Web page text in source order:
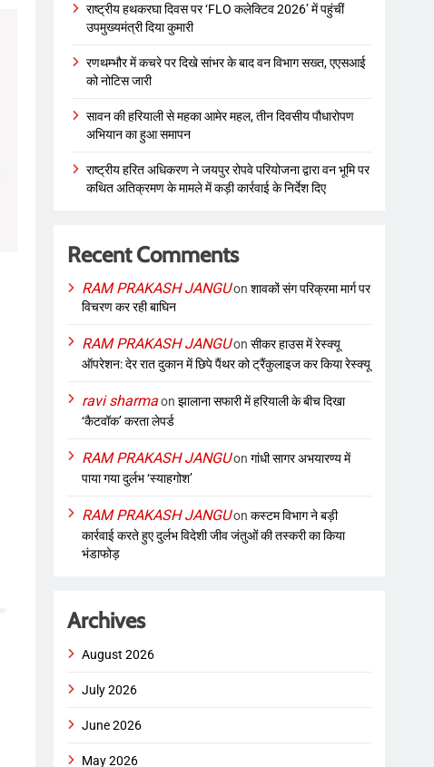
राष्ट्रीय हथकरघा दिवस पर ‘FLO कलेक्टिव 2026’ में पहुंचीं
उपमुख्यमंत्री दिया कुमारी
रणथम्भौर में कचरे पर दिखे सांभर के बाद वन विभाग सख्त, एएसआई
को नोटिस जारी
सावन की हरियाली से महका आमेर महल, तीन दिवसीय पौधारोपण
अभियान का हुआ समापन
राष्ट्रीय हरित अधिकरण ने जयपुर रोपवे परियोजना द्वारा वन भूमि पर
कथित अतिक्रमण के मामले में कड़ी कार्रवाई के निर्देश दिए
Recent Comments
RAM PRAKASH JANGUonशावकों संग परिक्रमा मार्ग पर
विचरण कर रही बाघिन
RAM PRAKASH JANGUonसीकर हाउस में रेस्क्यू
ऑपरेशन: देर रात दुकान में छिपे पैंथर को ट्रैंकुलाइज कर किया रेस्क्यू
ravi sharmaonझालाना सफारी में हरियाली के बीच दिखा
‘कैटवॉक’ करता लेपर्ड
RAM PRAKASH JANGUonगांधी सागर अभयारण्य में
पाया गया दुर्लभ ‘स्याहगोश’
RAM PRAKASH JANGUonकस्टम विभाग ने बड़ी
कार्रवाई करते हुए दुर्लभ विदेशी जीव जंतुओं की तस्करी का किया
भंडाफोड़
Archives
August 2026
July 2026
June 2026
May 2026